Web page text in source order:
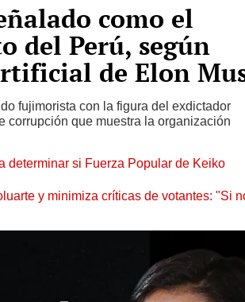
como el
del Perú, según
de Elon
fujimorista con la figura del exdictador
corrupción que muestra la organización
si Fuerza Popular de Keiko
y minimiza críticas de votantes: "Si